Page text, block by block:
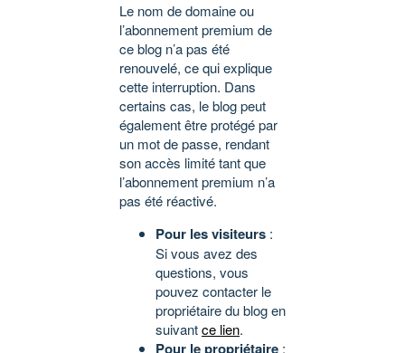
Le nom de domaine ou
l’abonnement premium de
ce blog n’a pas été
renouvelé, ce qui explique
cette interruption. Dans
certains cas, le blog peut
également être protégé par
un mot de passe, rendant
son accès limité tant que
l’abonnement premium n’a
pas été réactivé.
Pour les visiteurs :
Si vous avez des
questions, vous
pouvez contacter le
propriétaire du blog en
suivantce lien.
Pour le propriétaire :